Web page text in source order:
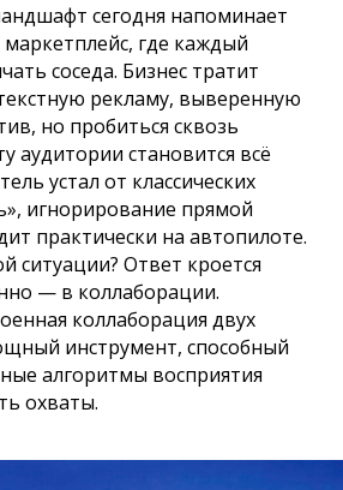
сегодня напоминает
где каждый
соседа. Бизнес тратит
рекламу, выверенную
но пробиться сквозь
аудитории становится всё
устал от классических
игнорирование прямой
практически на автопилоте.
ситуации? Ответ кроется
— в коллаборации.
коллаборация двух
инструмент, способный
алгоритмы восприятия
охваты.